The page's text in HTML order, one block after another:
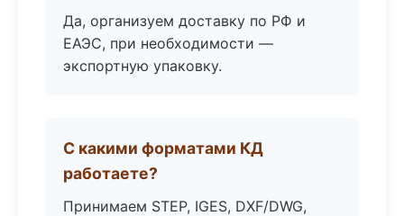
Да, организуем доставку по РФ и
ЕАЭС, при необходимости —
экспортную упаковку.
С какими форматами КД
работаете?
Принимаем STEP, IGES, DXF/DWG,